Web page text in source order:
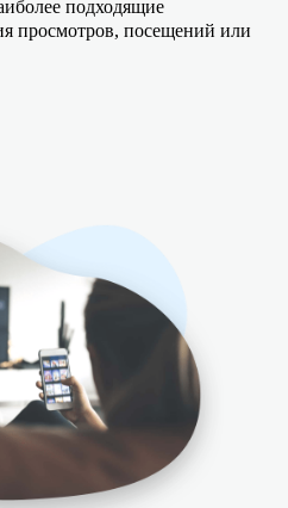
подходящие
просмотров, посещений или